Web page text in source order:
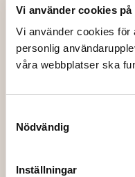
Vi använder cookies på
Vi använder cookies för
personlig
våra webbplatser ska
Nödvändig
Inställningar
TALLRIK,
5,00kr